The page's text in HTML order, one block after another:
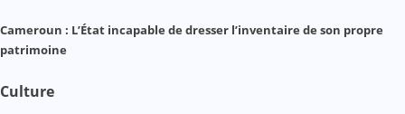
Cameroun : L’État incapable de dresser l’inventaire de son propre
patrimoine
Culture